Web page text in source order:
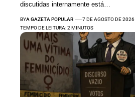
discutidas internamente está…
BYA GAZETA POPULAR
7 DE AGOSTO DE 2026
TEMPO DE LEITURA: 2 MINUTOS